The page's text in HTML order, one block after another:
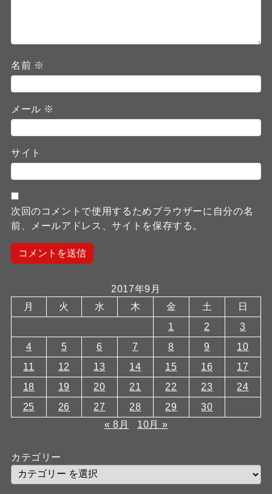
名前 ※
メール ※
サイト
次回のコメントで使用するためブラウザーに自分の名
前、メールアドレス、サイトを保存する。
2017年9月
月
火 水 木 金 土
日
1
2
3
4
5 6 7 8 9
10
11
12 13 14 15 16
17
18
19 20 21 22 23
24
25
26 27 28 29
30
« 8月
10月 »
カテゴリー